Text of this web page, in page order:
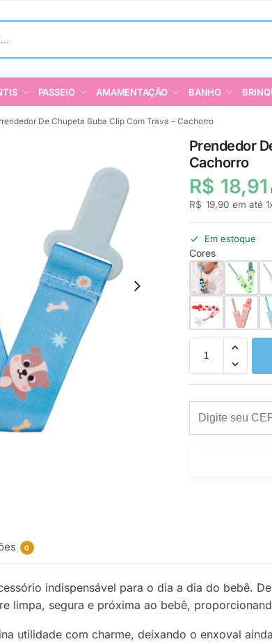
PASSEIO AMAMENTAÇÃO BANHO
De Chupeta Buba Clip Com Trava – Cachorro
Prendedor
Cachorro
R$ 18,91
R$ 19,90 em até 1
Em estoque
Cores
0
indispensável para o dia a dia do bebê.
limpa, segura e próxima ao bebê,
utilidade com charme, deixando o enxoval